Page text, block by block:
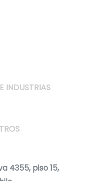
INDUSTRIAS
4355, piso 15,